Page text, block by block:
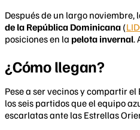
Después de un largo noviembre,
de la República Dominicana (
posiciones en la pelota invernal.
¿Cómo llegan?
Pese a ser vecinos y compartir
los seis partidos que el equipo
escarlatas ante las Estrellas